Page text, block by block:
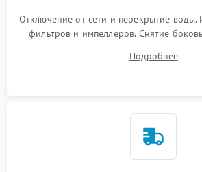
Отключение от сети и перекрытие воды.
фильтров и импеллеров. Снятие
циркуляционному насосу, ТЭНу и
Подробнее